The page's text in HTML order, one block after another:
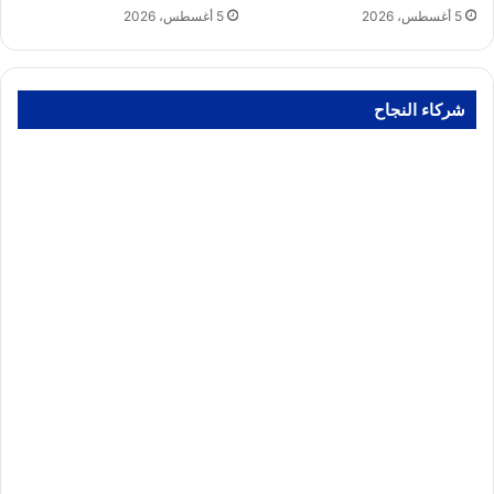
5 أغسطس، 2026 5 أغسطس، 2026
شركاء النجاح